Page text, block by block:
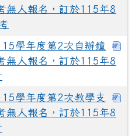
無人報名，訂於115年8
學年度第2次自辦鐘
無人報名，訂於115年8
學年度第2次教學支
無人報名，訂於115年8